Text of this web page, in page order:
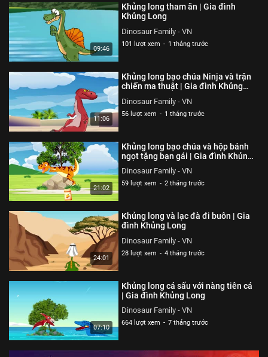
09:46
Khủng long tham ăn | Gia đình
Khủng Long
Dinosaur Family - VN
101 lượt xem - 1 tháng trước
11:06
Khủng long bạo chúa Ninja và trận
chiến ma thuật | Gia đình Khủng
Dinosaur Family - VN
56 lượt xem - 1 tháng trước
21:02
Khủng long bạo chúa và hộp bánh
ngọt tặng bạn gái | Gia đình Khủng
Long
Dinosaur Family - VN
59 lượt xem - 2 tháng trước
24:01
Khủng long và lạc đà đi buôn | Gia
đình Khủng Long
Dinosaur Family - VN
28 lượt xem - 4 tháng trước
07:10
Khủng long cá sấu với nàng tiên cá
| Gia đình Khủng Long
Dinosaur Family - VN
664 lượt xem - 7 tháng trước